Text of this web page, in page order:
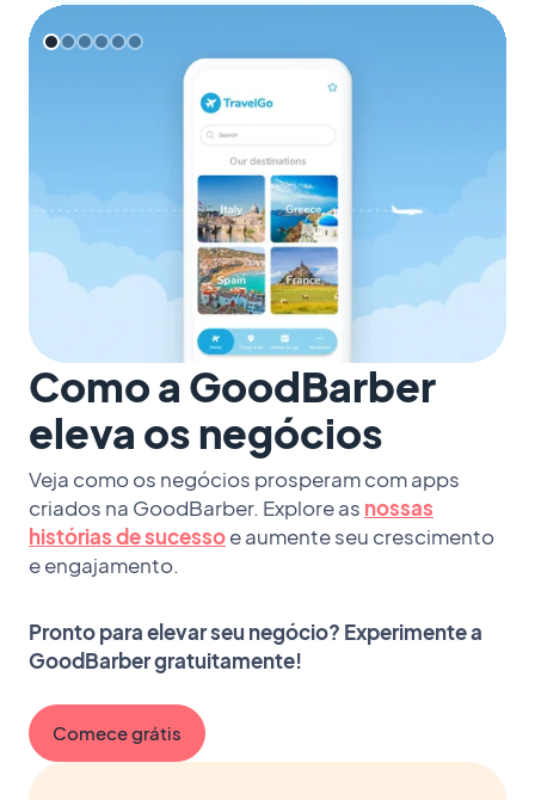
Como a GoodBarber
eleva os negócios
Veja como os negócios prosperam com apps
criados na GoodBarber. Explore as nossas
histórias de sucessoe aumente seu crescimento
e engajamento.
Pronto para elevar seu negócio? Experimente a
GoodBarber gratuitamente!
Comece grátis